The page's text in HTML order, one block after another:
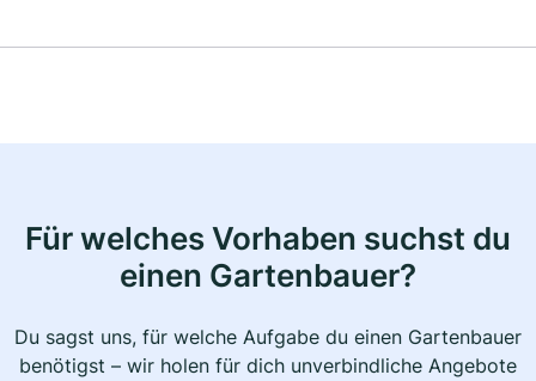
Für welches Vorhaben suchst du
einen Gartenbauer?
Du sagst uns, für welche Aufgabe du einen Gartenbauer
benötigst – wir holen für dich unverbindliche Angebote